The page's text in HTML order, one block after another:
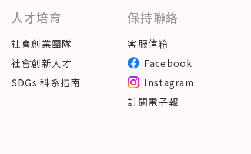
人才培育
社會創業團隊
社會創新人才
SDGs 科系指南
保持聯絡
客服信箱
Facebook
Instagram
訂閱電子報